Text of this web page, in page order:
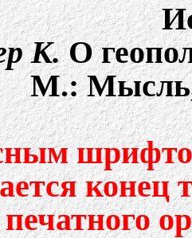
К.О
М.: Мысль,
конец